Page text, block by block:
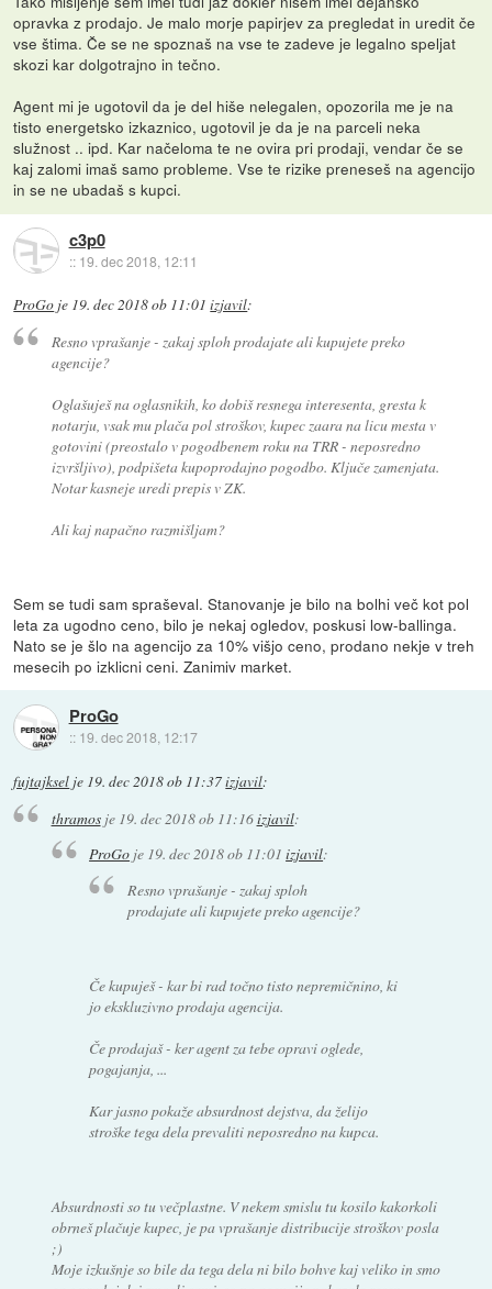
opravka z prodajo. Je malo morje papirjev za pregledat in uredit če
vse štima. Če se ne spoznaš na vse te zadeve je legalno speljat
skozi kar dolgotrajno in tečno.
Agent mi je ugotovil da je del hiše nelegalen, opozorila me je na
tisto energetsko izkaznico, ugotovil je da je na parceli neka
služnost .. ipd. Kar načeloma te ne ovira pri prodaji, vendar če se
kaj zalomi imaš samo probleme. Vse te rizike preneseš na agencijo
in se ne ubadaš s kupci.
c3p0
:: 19. dec 2018, 12:11
ProGo je 19. dec 2018 ob 11:01 izjavil:
Resno vprašanje - zakaj sploh prodajate ali kupujete preko
agencije?
Oglašuješ na oglasnikih, ko dobiš resnega interesenta, gresta k
notarju, vsak mu plača pol stroškov, kupec zaara na licu mesta v
gotovini (preostalo v pogodbenem roku na TRR - neposredno
izvršljivo), podpišeta kupoprodajno pogodbo. Ključe zamenjata.
Notar kasneje uredi prepis v ZK.
Ali kaj napačno razmišljam?
Sem se tudi sam spraševal. Stanovanje je bilo na bolhi več kot pol
leta za ugodno ceno, bilo je nekaj ogledov, poskusi low-ballinga.
Nato se je šlo na agencijo za 10% višjo ceno, prodano nekje v treh
mesecih po izklicni ceni. Zanimiv market.
ProGo
:: 19. dec 2018, 12:17
fujtajksel je 19. dec 2018 ob 11:37izjavil:
thramosje 19. dec 2018 ob 11:16izjavil:
ProGo je 19. dec 2018 ob 11:01 izjavil:
Resno vprašanje - zakaj sploh
prodajate ali kupujete preko agencije?
Če kupuješ - kar bi rad točno tisto nepremičnino, ki
jo ekskluzivno prodaja agencija.
Če prodajaš - ker agent za tebe opravi oglede,
pogajanja, ...
Kar jasno pokaže absurdnost dejstva, da želijo
stroške tega dela prevaliti neposredno na kupca.
Absurdnosti so tu večplastne. V nekem smislu tu kosilo kakorkoli
obrneš plačuje kupec, je pa vprašanje distribucije stroškov posla
;)
Moje izkušnje so bile da tega dela ni bilo bohve kaj veliko in smo